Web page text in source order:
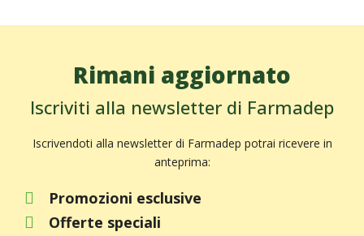
Rimani aggiornato
Iscriviti alla newsletter di Farmadep
Iscrivendoti alla newsletter di Farmadep potrai ricevere in
anteprima:
Promozioni esclusive
Offerte speciali